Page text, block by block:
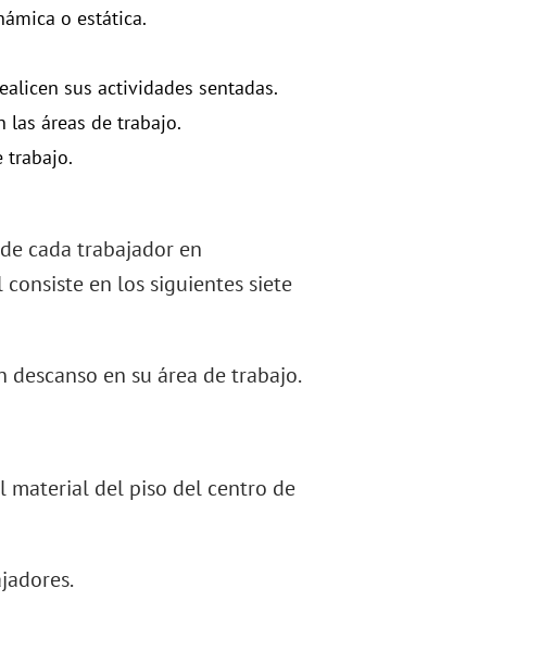
o estática.
sus actividades sentadas.
áreas de trabajo.
trabajo.
cada trabajador en
en los siguientes siete
en su área de trabajo.
material del piso del centro de